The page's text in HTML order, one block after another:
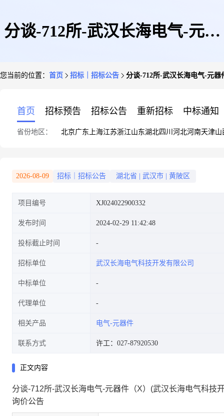
分谈-712所-武汉长海电气-元器
您当前的位置： 首页 招标｜招标公告 分谈-712所-武汉长海电气-元
首页 招标预告 招标公告 重新招标 中标通知
省份地区： 北京广东 上海江苏浙江山东湖北四川 河北河南天津山
2026-08-09 招标｜招标公告 湖北省 武汉市 黄陂区
项目编号 XJ024022900332
发布时间 2024-02-29 11:42:48
投标截止时间
招标单位 武汉长海电气科技开发有限公司
中标单位
代理单位
相关产品 电气-元器件
联系方式 许工：027-87920530
正文内容
分谈-712所-武汉长海电气-元器件（X）(武汉长海电气科技
询价公告